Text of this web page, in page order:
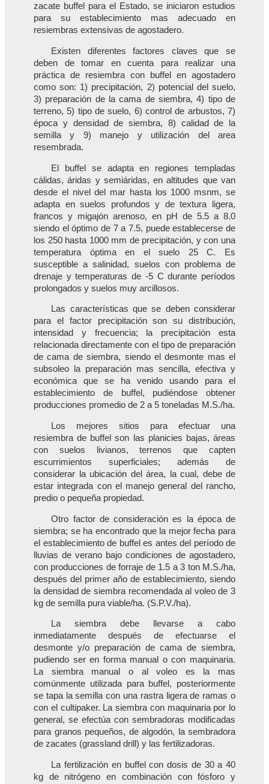
zacate buffel para el Estado, se iniciaron estudios
para su establecimiento mas adecuado en
resiembras extensivas de agostadero.
Existen diferentes factores claves que se
deben de tomar en cuenta para realizar una
práctica de resiembra con buffel en agostadero
como son: 1) precipitación, 2) potencial del suelo,
3) preparación de la cama de siembra, 4) tipo de
terreno, 5) tipo de suelo, 6) control de arbustos, 7)
época y densidad de siembra, 8) calidad de la
semilla y 9) manejo y utilización del area
resembrada.
El buffel se adapta en regiones templadas
cálidas, áridas y semiáridas, en altitudes que van
desde el nivel del mar hasta los 1000 msnm, se
adapta en suelos profundos y de textura ligera,
francos y migajón arenoso, en pH de 5.5 a 8.0
siendo el óptimo de 7 a 7.5, puede establecerse de
los 250 hasta 1000 mm de precipitación, y con una
temperatura óptima en el suelo 25 C. Es
susceptible a salinidad, suelos con problema de
drenaje y temperaturas de -5 C durante períodos
prolongados y suelos muy arcillosos.
Las características que se deben considerar
para el factor precipitación son su distribución,
intensidad y frecuencia; la precipitación esta
relacionada directamente con el tipo de preparación
de cama de siembra, siendo el desmonte mas el
subsoleo la preparación mas sencilla, efectiva y
económica que se ha venido usando para el
establecimiento de buffel, pudiéndose obtener
producciones promedio de 2 a 5 toneladas M.S./ha.
Los mejores sitios para efectuar una
resiembra de buffel son las planicies bajas, áreas
con suelos livianos, terrenos que capten
escurrimientos superficiales; además de
considerar la ubicación del área, la cual, debe de
estar integrada con el manejo general del rancho,
predio o pequeña propiedad.
Otro factor de consideración es la época de
siembra; se ha encontrado que la mejor fecha para
el establecimiento de buffel es antes del período de
lluvias de verano bajo condiciones de agostadero,
con producciones de forraje de 1.5 a 3 ton M.S./ha,
después del primer año de establecimiento, siendo
la densidad de siembra recomendada al voleo de 3
kg de semilla pura viable/ha. (S.P.V./ha).
La siembra debe llevarse a cabo
inmediatamente después de efectuarse el
desmonte y/o preparación de cama de siembra,
pudiendo ser en forma manual o con maquinaria.
La siembra manual o al voleo es la mas
comúnmente utilizada para buffel, posteriormente
se tapa la semilla con una rastra ligera de ramas o
con el cultipaker. La siembra con maquinaria por lo
general, se efectúa con sembradoras modificadas
para granos pequeños, de algodón, la sembradora
de zacates (grassland drill) y las fertilizadoras.
La fertilización en buffel con dosis de 30 a 40
kg de nitrógeno en combinación con fósforo y